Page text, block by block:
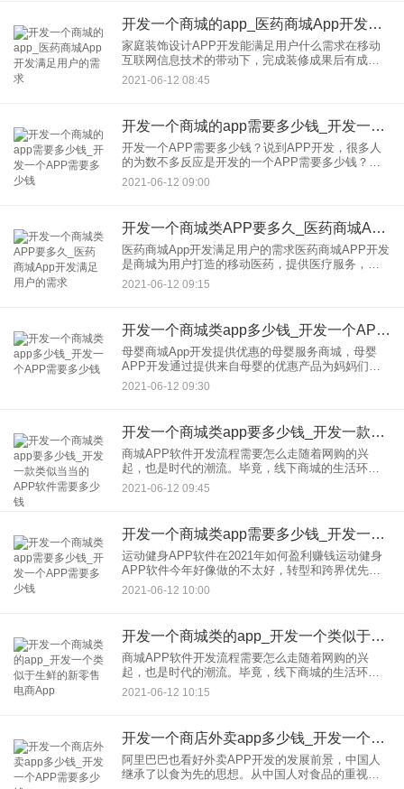
开发一个商城的app_医药商城App开发满足用户的需求
家庭装饰设计APP开发能满足用户什么需求在移动
互联网信息技术的带动下，完成装修成果后有成就
感，给用户带来新的装修体验。那么app开发能给用
户带来什么呢？1.在资讯，的装修中推送选中的装修
2021-06-12 08:45
开发一个商城的app需要多少钱_开发一个APP需要多少钱
开发一个APP需要多少钱？说到APP开发，很多人
的为数不多反应是开发的一个APP需要多少钱？这
个问题相当于：装修需要多少钱，这是开发很多当
事人很难回答的。为什么这么说？让边肖带你去了
2021-06-12 09:00
开发一个商城类APP要多久_医药商城App开发满足用户的需求
医药商城App开发满足用户的需求医药商城APP开发
是商城为用户打造的移动医药，提供医疗服务，为
用户日常生活提供便利。同时也解决了医疗用户需
求的问题和痛点。在我们的生活中，我们经常很容
2021-06-12 09:15
开发一个商城类app多少钱_开发一个APP需要多少钱
母婴商城App开发提供优惠的母婴服务商城，母婴
APP开发通过提供来自母婴的优惠产品为妈妈们提
供便捷的母婴服务母婴搭建自己的平台也很重要。
APP开发母婴商城APP能给妈妈带来可靠安全的质
2021-06-12 09:30
开发一个商城类app要多少钱_开发一款类似当当的APP软件需要多少钱
商城APP软件开发流程需要怎么走随着网购的兴
起，也是时代的潮流。毕竟，线下商城的生活环境
越来越差。如果我们能通过开发，的商城应用帮助
商城发展业务，那么商城的开发流程需要走多远？1.
2021-06-12 09:45
开发一个商城类app需要多少钱_开发一个APP需要多少钱
运动健身APP软件在2021年如何盈利赚钱运动健身
APP软件今年好像做的不太好，转型和跨界优先。
下半年，互联网激增。接下来，1。广告。互联网有
三种实现方式：广告和电商，都是“顺其自然”，广告
2021-06-12 10:00
开发一个商城类的app_开发一个类似于生鲜的新零售电商App
商城APP软件开发流程需要怎么走随着网购的兴
起，也是时代的潮流。毕竟，线下商城的生活环境
越来越差。如果我们能通过开发，的商城应用帮助
商城发展业务，那么商城的开发流程需要走多远？1.
2021-06-12 10:15
开发一个商店外卖app多少钱_开发一个APP需要多少钱
阿里巴巴也看好外卖APP开发的发展前景，中国人
继承了以食为先的思想。从中国人对食品的重视程